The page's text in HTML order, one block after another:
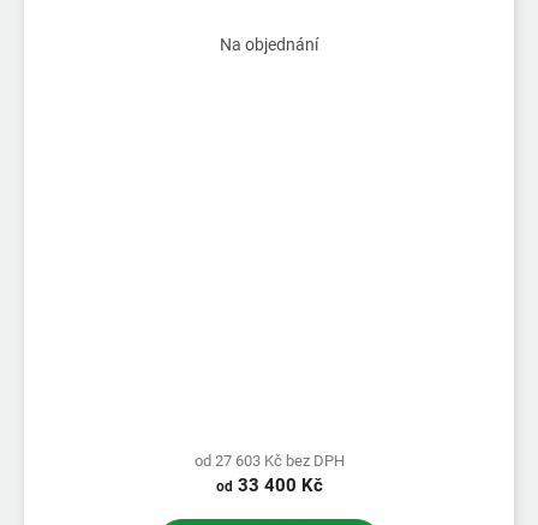
Na objednání
od 27 603 Kč bez DPH
od 33 400 Kč